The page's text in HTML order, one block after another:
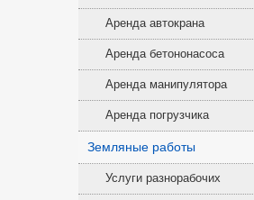
Аренда автокрана
Аренда бетононасоса
Аренда манипулятора
Аренда погрузчика
Земляные работы
Услуги разнорабочих